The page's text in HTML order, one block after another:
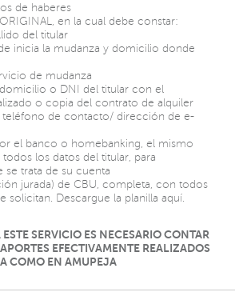
de haberes
en la cual debe constar:
del titular
inicia la mudanza y domicilio donde
de mudanza
o DNI del titular con el
o copia del contrato de alquiler
de contacto/ dirección de e-
el banco o homebanking, el mismo
los datos del titular, para
trata de su cuenta
jurada) de CBU, completa, con todos
solicitan. Descargue la planilla aquí.
SERVICIO ES NECESARIO CONTAR
EFECTIVAMENTE REALIZADOS
COMO EN AMUPEJA